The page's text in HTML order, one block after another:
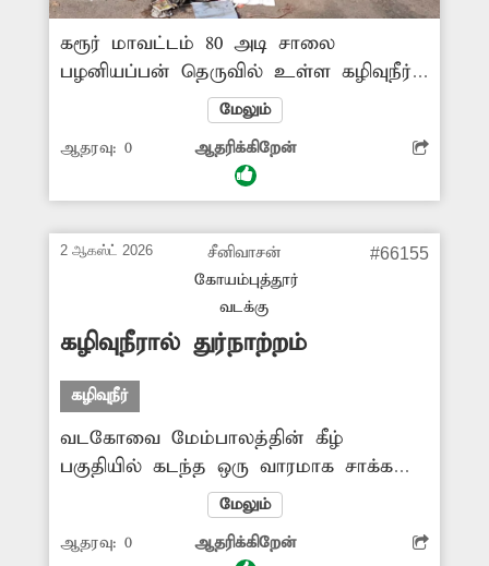
கரூர் மாவட்டம் 80 அடி சாலை
பழனியப்பன் தெருவில் உள்ள கழிவுநீர்
கால்வாய் கடந்த 3 மாதங்களாக சுத்தம்
செய்யப்படாமல் கழிவுநீர் தேங்கி
நிற்பதால், அப்பகுதியில் கடுமையான
துர்நாற்றம் வீசுவதுடன் அதிக அளவில்
இதனால் அப்பகுதியில் வசிக்கும்
முதியவர்கள் மற்றும் குழந்தைகளுக்கு
டெங்கு, மலேரியா போன்ற
நோய்த்தொற்று பரவும் அபாயம்
ஏற்பட்டுள்ளது. எனவே, பொதுமக்கள்
நலன்கருதி தேங்கிக் கிடக்கும் கழிவுநீர்
கால்வாயை உடனடியாக சுத்தம் செய்ய
சம்பந்தப்பட்ட அதிகாரிகள் நடவடிக்கை
எடுக்க வேண்டும்.
மேலும்
ஆதரவு: 0 ஆதரிக்கிறேன்
2 ஆகஸ்ட் 2026
சீனிவாசன்
கோயம்புத்தூர்
வடக்கு
#66155
கழிவுநீரால் துர்நாற்றம்
கழிவுநீர்
வடகோவை மேம்பாலத்தின் கீழ்
பகுதியில் கடந்த ஒரு வாரமாக சாக்கடை
கழிவுநீர் ஆறு போல வழிந்தோடுகிறது.
இதனால் அந்த பகுதியில் கடும்
துர்நாற்றம் வீசுகிறது. இதன் காரணமாக
மேலும்
ஆதரவு: 0 ஆதரிக்கிறேன்